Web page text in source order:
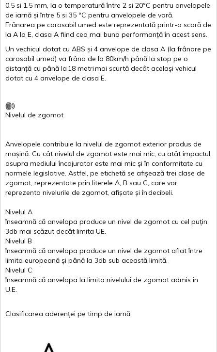
0.5 si 1.5 mm, la o temperatură între 2 si 20ºC pentru anvelopele
de iarnă și între 5 si 35 ºC pentru anvelopele de vară.
Frânarea pe carosabil umed este reprezentată printr-o scară de
la A la E, clasa A fiind cea mai buna performanță în acest sens.
Un vechicul dotat cu ABS și 4 anvelope de clasa A (la frânare pe
carosabil umed) va frâna de la 80km/h până la stop pe o
distanță cu până la 18 metrimai scurtă decât același vehicul
dotat cu 4 anvelope de clasa E.
Nivelul de zgomot
Anvelopele contribuie la nivelul de zgomot exterior produs de
mașină. Cu cât nivelul de zgomot este mai mic, cu atât impactul
asupra mediului încojurator este mai mic și în conformitate cu
normele legislative. Astfel, pe etichetă se afișează trei clase de
zgomot, reprezentate prin literele A, B sau C, care vor
reprezenta nivelurile de zgomot, afișate și îndecibeli.
Nivelul A
înseamnă că anvelopa produce un nivel de zgomot cu cel puțin
3db mai scăzut decât limita UE.
Nivelul B
înseamnă că anvelopa produce un nivel de zgomot aflat între
limita europeană și până la 3db sub această limită.
Nivelul C
înseamnă că anvelopa la limita nivelului de zgomot admis in
U.E.
Clasificarea aderenței pe timp de iarnă: